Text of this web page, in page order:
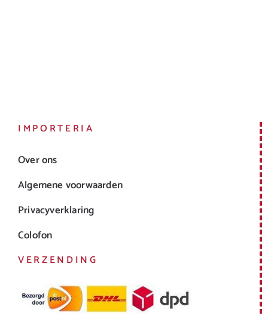
IMPORTERIA
Over ons
Algemene voorwaarden
Privacyverklaring
Colofon
VERZENDING